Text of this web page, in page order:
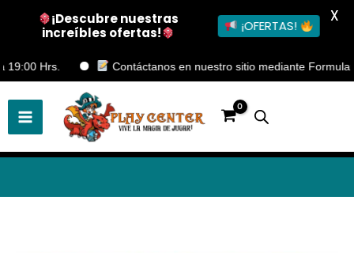
Hrs. Contáctanos en nuestro sitio mediante Formulario
al
contenido
¡Descubre nuestras
increíbles ofertas!
¡OFERTAS!
X